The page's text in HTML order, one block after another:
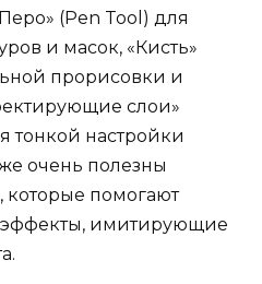
(Pen Tool) для
и масок, «Кисть»
прорисовки и
слои»
тонкой настройки
очень полезны
которые помогают
эффекты, имитирующие